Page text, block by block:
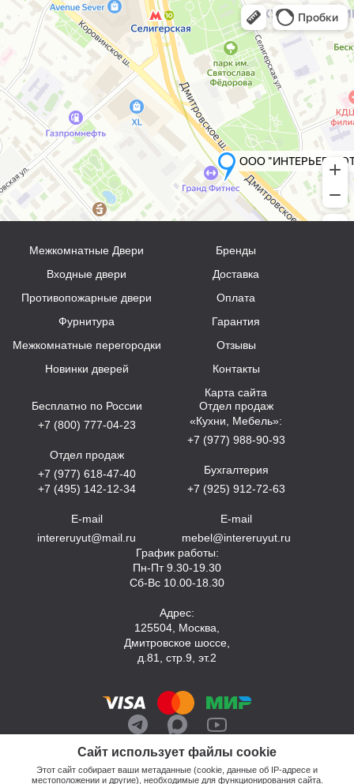
Сайт использует файлы cookie
Этот сайт собирает ваши метаданные (cookie, данные об IP-адресе и
местоположении и другие), необходимые для функционирования сайта.
Межкомнатные Двери
Входные двери
Противопожарные двери
Фурнитура
Межкомнатные перегородки
Новинки дверей
Бренды
Доставка
Оплата
Гарантия
Отзывы
Контакты
Карта сайта
Бесплатно по России
+7 (800) 777-04-23
Отдел продаж
+7 (977) 618-47-40
+7 (495) 142-12-34
E-mail
intereruyut@mail.ru
Отдел продаж
«Кухни, Мебель»:
+7 (977) 988-90-93
Бухгалтерия
+7 (925) 912-72-63
E-mail
mebel@intereruyut.ru
График работы:
Пн-Пт 9.30-19.30
Сб-Вс 10.00-18.30
Адрес:
125504, Москва,
Дмитровское шоссе,
д.81, стр.9, эт.2